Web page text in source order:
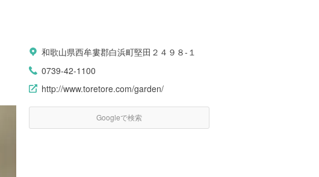
和歌山県西牟婁郡白浜町堅田２４９８-１
0739-42-1100
http://www.toretore.com/garden/
Googleで検索